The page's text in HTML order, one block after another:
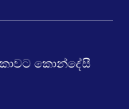
කොන්දේසී